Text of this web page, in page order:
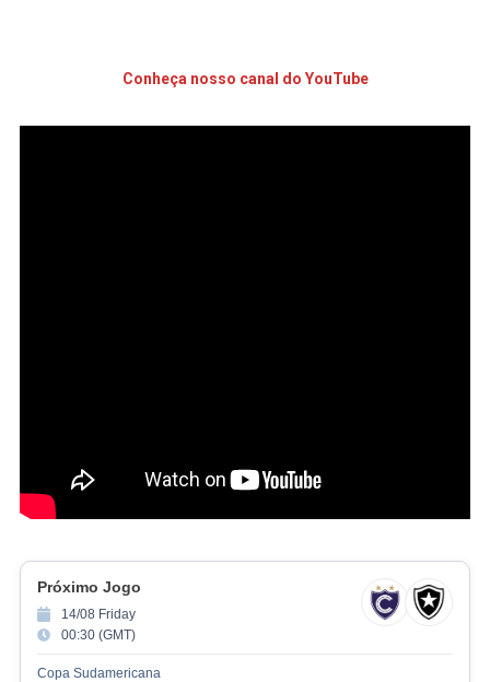
Conheça nosso canal do YouTube
Próximo Jogo
14/08 Friday
00:30 (GMT)
Copa Sudamericana